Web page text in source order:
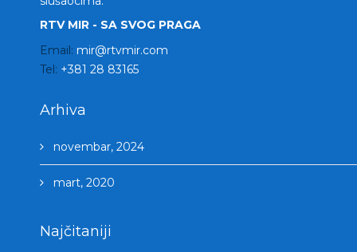
RTV MIR - SA SVOG PRAGA
Email: mir@rtvmir.com
Tel: +381 28 83165
Arhiva
novembar, 2024
mart, 2020
Najčitaniji